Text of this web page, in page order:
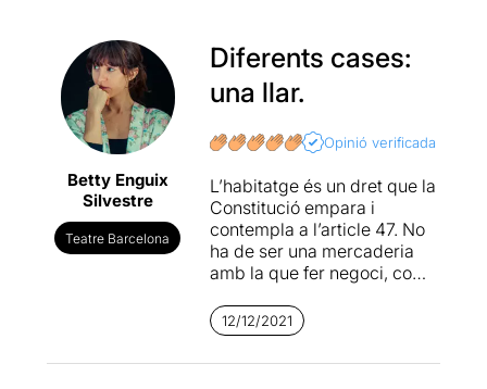
Betty Enguix
Silvestre
Teatre Barcelona
Diferents cases:
una llar.
Opinió verificada
L’habitatge és un dret que la
Constitució empara i
contempla a l’article 47. No
ha de ser una mercaderia
amb la que fer negoci, com
L’obra Casa, de la
companyia Cross Border,
12/12/2021